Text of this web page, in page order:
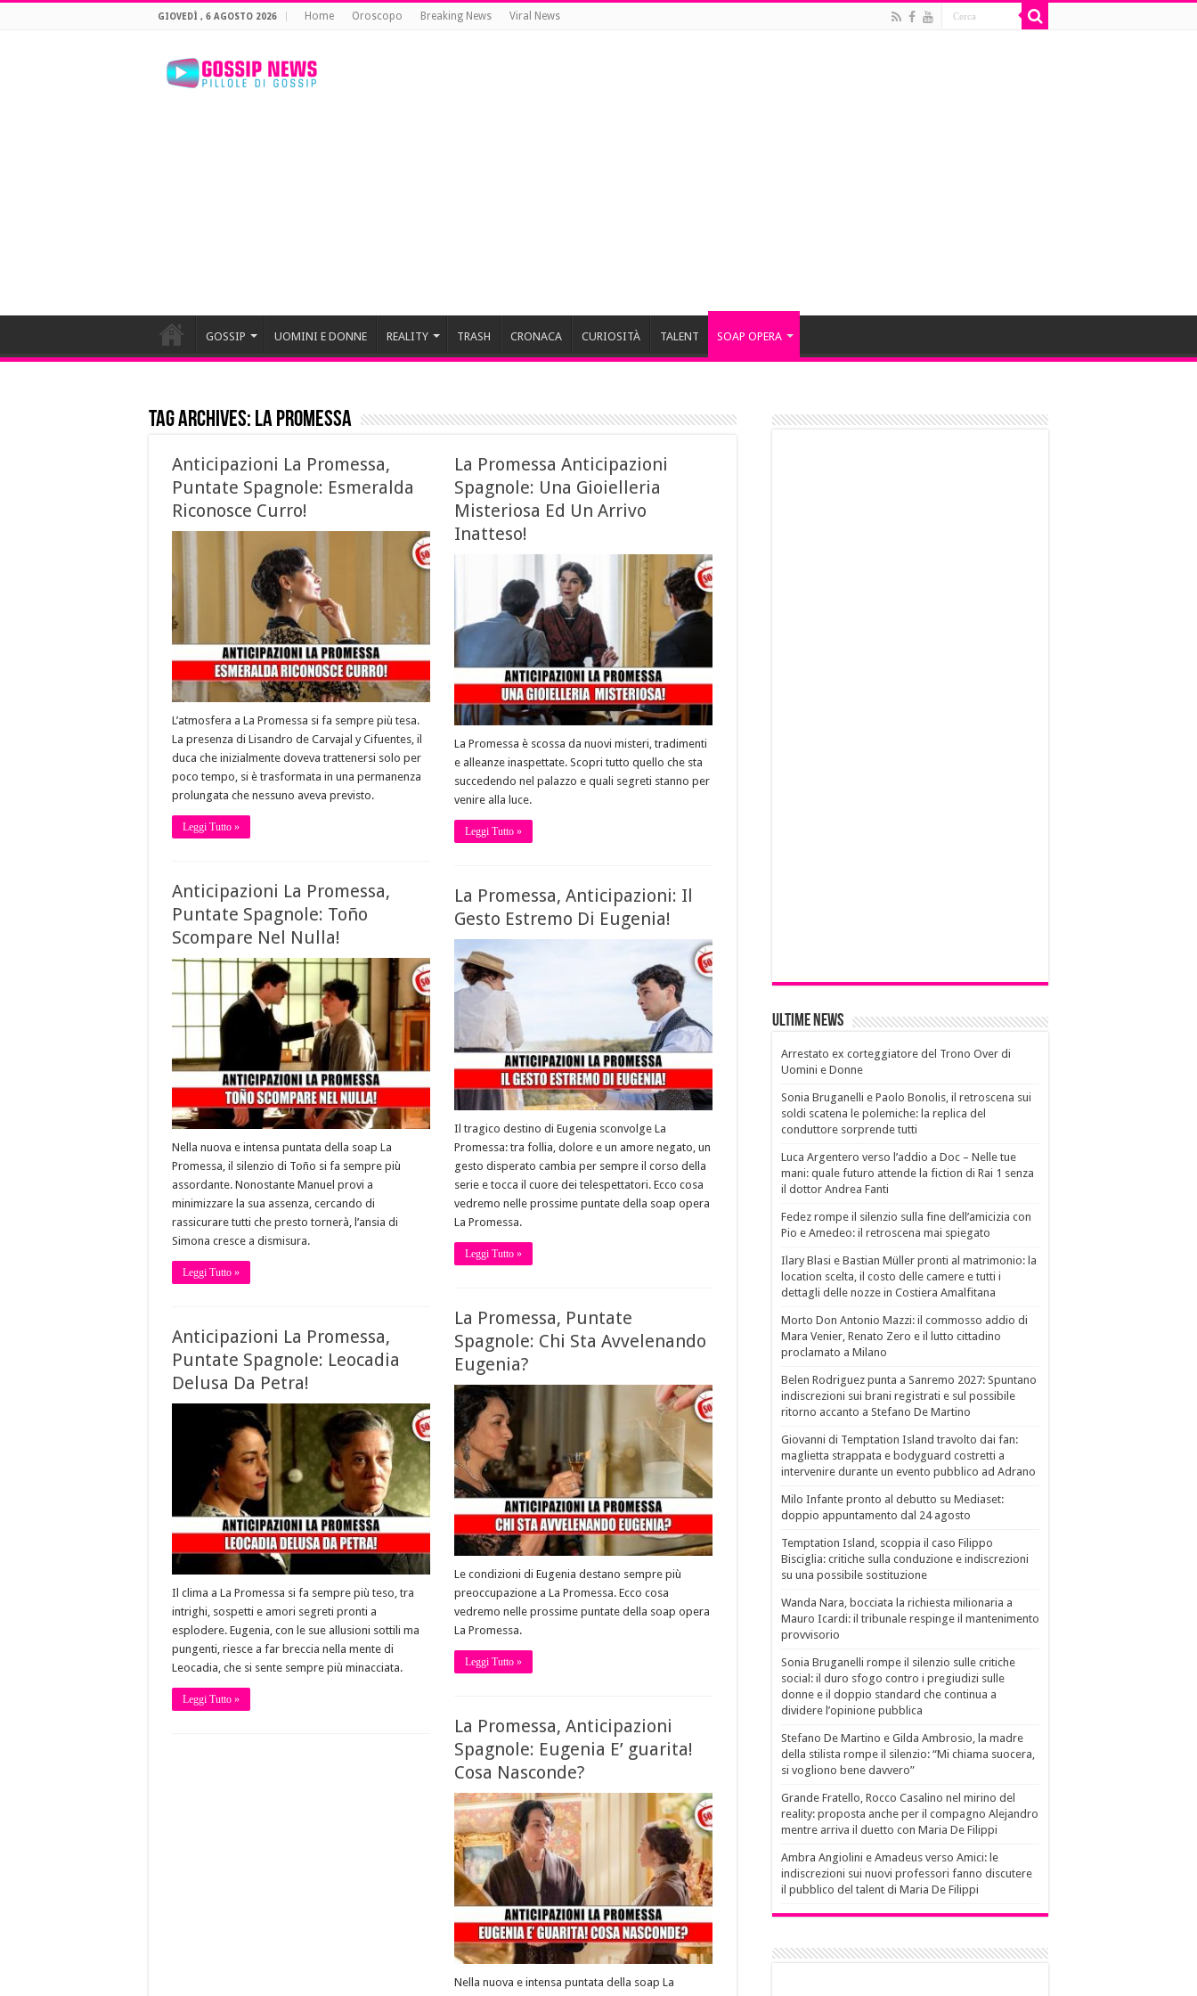
GIOVEDÌ , 6 AGOSTO 2026 Home Oroscopo Breaking News Viral News
GOSSIP UOMINI E DONNE REALITY TRASH CRONACA CURIOSITÀ TALENT SOAP OPERA
Tag Archives: la promessa
Anticipazioni La Promessa,
Puntate Spagnole: Esmeralda
Riconosce Curro!
L’atmosfera a La Promessa si fa sempre più tesa.
La presenza di Lisandro de Carvajal y Cifuentes, il
duca che inizialmente doveva trattenersi solo per
poco tempo, si è trasformata in una permanenza
prolungata che nessuno aveva previsto.
Leggi Tutto »
La Promessa Anticipazioni
Spagnole: Una Gioielleria
Misteriosa Ed Un Arrivo
Inatteso!
La Promessa è scossa da nuovi misteri, tradimenti
e alleanze inaspettate. Scopri tutto quello che sta
succedendo nel palazzo e quali segreti stanno per
venire alla luce.
Leggi Tutto »
Anticipazioni La Promessa,
Puntate Spagnole: Toño
Scompare Nel Nulla!
Nella nuova e intensa puntata della soap La
Promessa, il silenzio di Toño si fa sempre più
assordante. Nonostante Manuel provi a
minimizzare la sua assenza, cercando di
rassicurare tutti che presto tornerà, l’ansia di
Simona cresce a dismisura.
Leggi Tutto »
La Promessa, Anticipazioni: Il
Gesto Estremo Di Eugenia!
Il tragico destino di Eugenia sconvolge La
Promessa: tra follia, dolore e un amore negato, un
gesto disperato cambia per sempre il corso della
serie e tocca il cuore dei telespettatori. Ecco cosa
vedremo nelle prossime puntate della soap opera
La Promessa.
Leggi Tutto »
La Promessa, Puntate
Spagnole: Chi Sta Avvelenando
Eugenia?
Le condizioni di Eugenia destano sempre più
preoccupazione a La Promessa. Ecco cosa
vedremo nelle prossime puntate della soap opera
La Promessa.
Leggi Tutto »
Anticipazioni La Promessa,
Puntate Spagnole: Leocadia
Delusa Da Petra!
Il clima a La Promessa si fa sempre più teso, tra
intrighi, sospetti e amori segreti pronti a
esplodere. Eugenia, con le sue allusioni sottili ma
pungenti, riesce a far breccia nella mente di
Leocadia, che si sente sempre più minacciata.
Leggi Tutto »
La Promessa, Anticipazioni
Spagnole: Eugenia E’ guarita!
Cosa Nasconde?
Nella nuova e intensa puntata della soap La
Ultime News
Arrestato ex corteggiatore del Trono Over di
Uomini e Donne
Sonia Bruganelli e Paolo Bonolis, il retroscena sui
soldi scatena le polemiche: la replica del
conduttore sorprende tutti
Luca Argentero verso l’addio a Doc – Nelle tue
mani: quale futuro attende la fiction di Rai 1 senza
il dottor Andrea Fanti
Fedez rompe il silenzio sulla fine dell’amicizia con
Pio e Amedeo: il retroscena mai spiegato
Ilary Blasi e Bastian Müller pronti al matrimonio: la
location scelta, il costo delle camere e tutti i
dettagli delle nozze in Costiera Amalfitana
Morto Don Antonio Mazzi: il commosso addio di
Mara Venier, Renato Zero e il lutto cittadino
proclamato a Milano
Belen Rodriguez punta a Sanremo 2027: Spuntano
indiscrezioni sui brani registrati e sul possibile
ritorno accanto a Stefano De Martino
Giovanni di Temptation Island travolto dai fan:
maglietta strappata e bodyguard costretti a
intervenire durante un evento pubblico ad Adrano
Milo Infante pronto al debutto su Mediaset:
doppio appuntamento dal 24 agosto
Temptation Island, scoppia il caso Filippo
Bisciglia: critiche sulla conduzione e indiscrezioni
su una possibile sostituzione
Wanda Nara, bocciata la richiesta milionaria a
Mauro Icardi: il tribunale respinge il mantenimento
provvisorio
Sonia Bruganelli rompe il silenzio sulle critiche
social: il duro sfogo contro i pregiudizi sulle
donne e il doppio standard che continua a
dividere l’opinione pubblica
Stefano De Martino e Gilda Ambrosio, la madre
della stilista rompe il silenzio: “Mi chiama suocera,
si vogliono bene davvero”
Grande Fratello, Rocco Casalino nel mirino del
reality: proposta anche per il compagno Alejandro
mentre arriva il duetto con Maria De Filippi
Ambra Angiolini e Amadeus verso Amici: le
indiscrezioni sui nuovi professori fanno discutere
il pubblico del talent di Maria De Filippi